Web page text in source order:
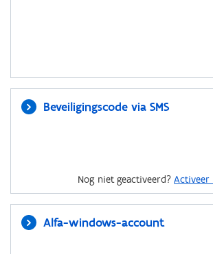
Beveiligingscode via SMS
Nog niet geactiveerd? Activeer
Alfa-windows-account